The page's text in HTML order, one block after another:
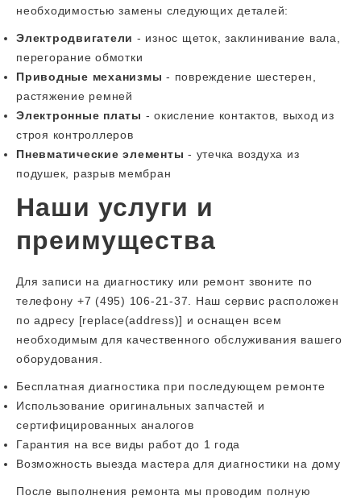
необходимостью замены следующих деталей:
Электродвигатели - износ щеток, заклинивание вала,
перегорание обмотки
Приводные механизмы - повреждение шестерен,
растяжение ремней
Электронные платы - окисление контактов, выход из
строя контроллеров
Пневматические элементы - утечка воздуха из
подушек, разрыв мембран
Наши услуги и
преимущества
Для записи на диагностику или ремонт звоните по
телефону +7 (495) 106-21-37. Наш сервис расположен
по адресу [replace(address)] и оснащен всем
необходимым для качественного обслуживания вашего
оборудования.
Бесплатная диагностика при последующем ремонте
Использование оригинальных запчастей и
сертифицированных аналогов
Гарантия на все виды работ до 1 года
Возможность выезда мастера для диагностики на дому
После выполнения ремонта мы проводим полную